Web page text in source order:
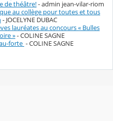
de théâtre!- admin jean-vilar-riom
au collège pour toutes et tous
- JOCELYNE DUBAC
lauréates au concours « Bulles
»- COLINE SAGNE
forte - COLINE SAGNE